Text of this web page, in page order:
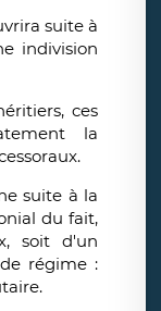
suite à
indivision
ces
la
suite à la
du fait,
soit d'un
régime :